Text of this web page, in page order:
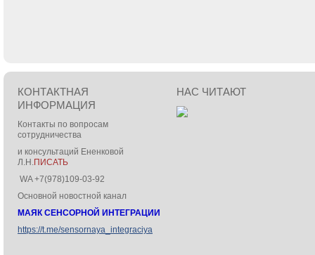
КОНТАКТНАЯ
ИНФОРМАЦИЯ
Контакты по вопросам
сотрудничества
и консультаций Ененковой
Л.Н.ПИСАТЬ
WA +7(978)109-03-92
Основной новостной канал
МАЯК СЕНСОРНОЙ ИНТЕГРАЦИИ
https://t.me/sensornaya_integraciya
НАС ЧИТАЮТ